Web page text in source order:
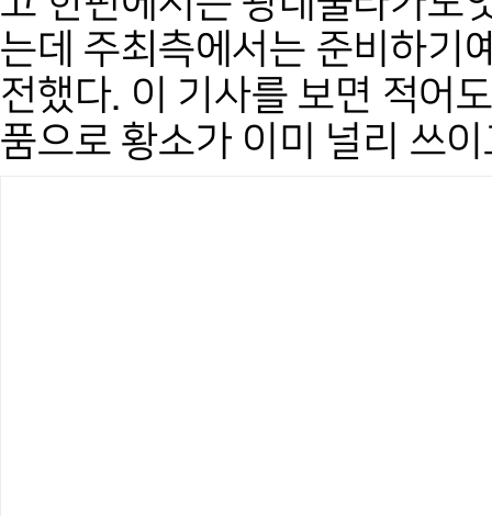
는데 주최측에서는 준비하기
전했다. 이 기사를 보면 적어
품으로 황소가 이미 널리 쓰